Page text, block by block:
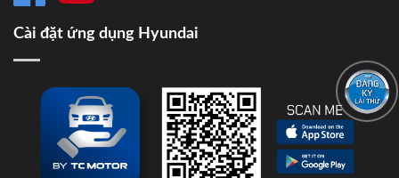
Cài đặt ứng dụng Hyundai